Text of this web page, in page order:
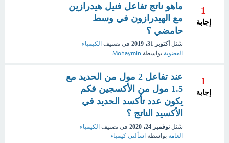
1
إجابة
ماهو ناتج تفاعل فنيل هيدرازين
مع الهيدرازون في وسط
حامضي ؟
سُئل أكتوبر 31، 2019 في تصنيف الكيمياء
العضوية بواسطة Mohaymin
1
إجابة
عند تفاعل 2 مول من الحديد مع
1.5 مول من الأكسجين فكم
يكون عدد تأكسد الحديد في
الأكسيد الناتج ؟
سُئل نوفمبر 24، 2020 في تصنيف الكيمياء
العامة بواسطة اسألني كيمياء